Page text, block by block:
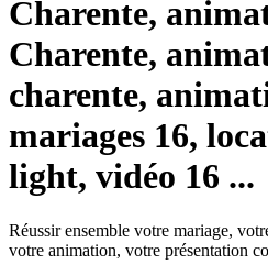
Charente,
Charente,
charente,
mariages 16,
light, vidéo 16 ...
Réussir ensemble votre mariage,
votre animation, votre présentation